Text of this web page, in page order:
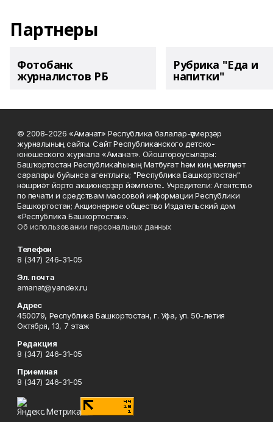
Партнеры
Фотобанк
журналистов РБ
Рубрика "Еда и
напитки"
© 2008-2026 «Аманат» Республика балалар-үҫмерҙәр
журналының сайты. Сайт Республиканского детско-
юношеского журнала «Аманат». Ойоштороусылары:
Башҡортостан Республикаһының Матбуғат һәм киң мәғлүмәт
саралары буйынса агентлығы; "Республика Башкортостан"
нәшриәт йорто акционерҙар йәмғиәте.. Учредители: Агентство
по печати и средствам массовой информации Республики
Башкортостан; Акционерное общество Издательский дом
«Республика Башкортостан».
Об использовании персональных данных
Телефон
8 (347) 246-31-05
Эл. почта
amanat@yandex.ru
Адрес
450079, Республика Башкортостан, г. Уфа, ул. 50-летия
Октября, 13, 7 этаж
Редакция
8 (347) 246-31-05
Приемная
8 (347) 246-31-05